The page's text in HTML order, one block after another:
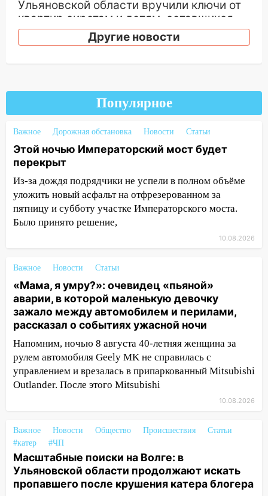
Ульяновской области вручили ключи от
квартир сиротам и детям, оставшихся
без попечения родителей
перилами, рассказал о событиях
13:05
17-летний парень находился за
рулем мотоцикла во время ДТП в Новом
городе: в ГАИ прокомментировали
сегодняшнюю аварию
12:59 Губернатор Ульяновской области
выразил соболезнования в связи с
трагедией в Нижнекамске
Число погибших в Нижнекамске
ребенок
12:46 Масштабные поиски на Волге: в
Ульяновской области продолжают
искать пропавшего после крушения
катера блогера
11:53 Стало известно о состоянии
девочки, которую зажало между
автомобилем и перилами во время
«пьяного» ДТП на Федерации
начальником управления
административно-технического
контроля администрации Ульяновска
11:12 В Ульяновской области в огне
погиб один человек
Другие новости
Популярное
Важное Дорожная обстановка Новости Статьи
Этой ночью Императорский мост будет
перекрыт
Из-за дождя подрядчики не успели в полном объёме
уложить новый асфальт на отфрезерованном за
пятницу и субботу участке Императорского моста.
Было принято решение,
10.08.2026
Важное Новости Статьи
«Мама, я умру?»: очевидец «пьяной»
аварии, в которой маленькую девочку
зажало между автомобилем и перилами,
рассказал о событиях ужасной ночи
Напомним, ночью 8 августа 40-летняя женщина за
рулем автомобиля Geely MK не справилась с
управлением и врезалась в припаркованный Mitsubishi
Outlander. После этого Mitsubishi
10.08.2026
Важное Новости Общество Происшествия
Статьи
#катер
#ЧП
Масштабные поиски на Волге: в
Ульяновской области продолжают искать
пропавшего после крушения катера блогера